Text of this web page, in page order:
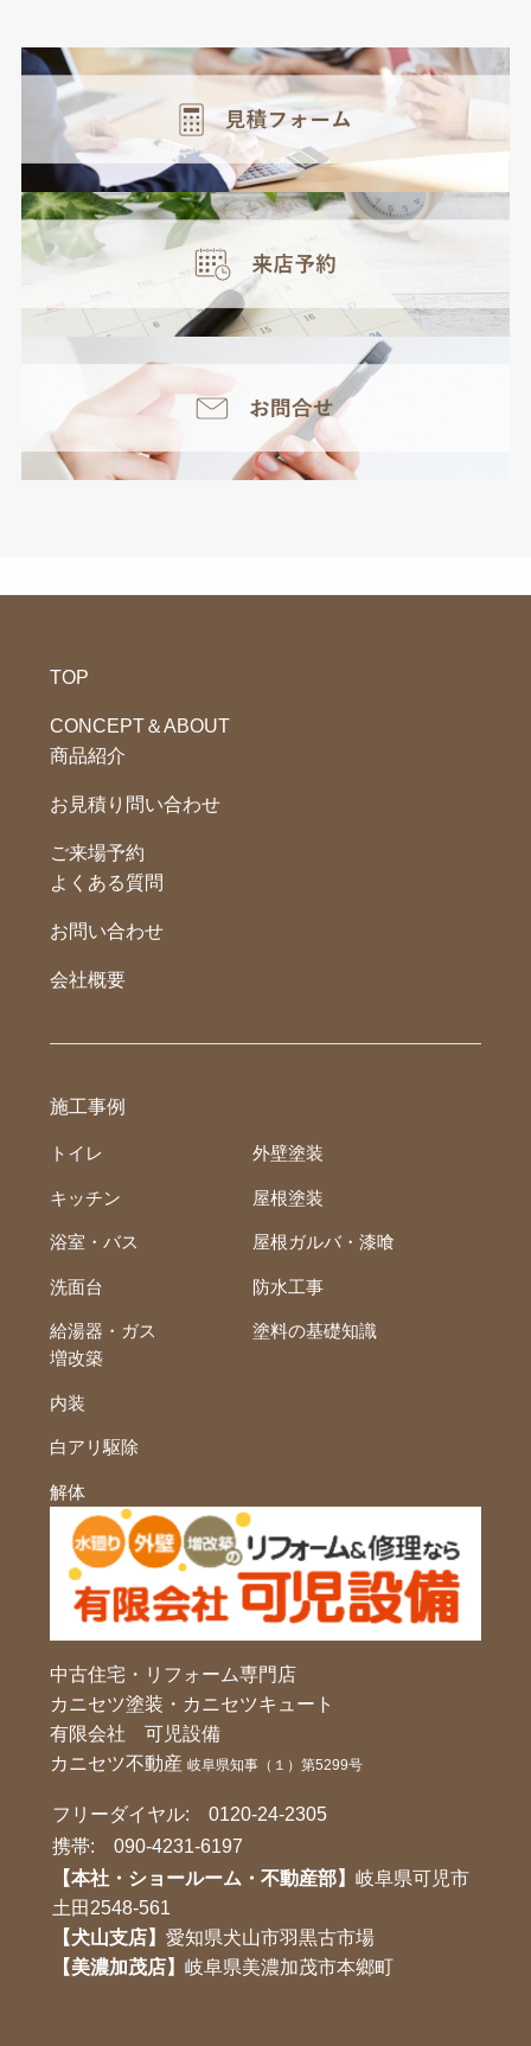
TOP
CONCEPT＆ABOUT
商品紹介
お見積り問い合わせ
ご来場予約
よくある質問
お問い合わせ
会社概要
施工事例
トイレ
キッチン
浴室・バス
洗面台
給湯器・ガス
外壁塗装
屋根塗装
屋根ガルバ・漆喰
防水工事
塗料の基礎知識
増改築
内装
白アリ駆除
解体
中古住宅・リフォーム専門店
カニセツ塗装・カニセツキュート
有限会社 可児設備
カニセツ不動産岐阜県知事（１）第5299号
フリーダイヤル:0120-24-2305
携帯:090-4231-6197
【本社・ショールーム・不動産部】岐阜県可児市
土田2548-561
【犬山支店】愛知県犬山市羽黒古市場
【美濃加茂店】岐阜県美濃加茂市本鄉町